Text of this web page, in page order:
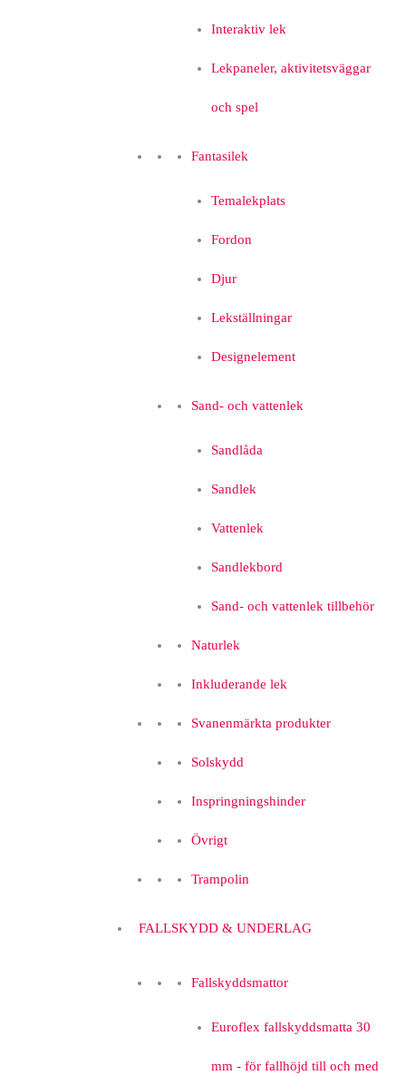
Interaktiv lek
Lekpaneler, aktivitetsväggar
och spel
Fantasilek
Temalekplats
Fordon
Djur
Lekställningar
Designelement
Sand- och vattenlek
Sandlåda
Sandlek
Vattenlek
Sandlekbord
Sand- och vattenlek tillbehör
Naturlek
Inkluderande lek
Svanenmärkta produkter
Solskydd
Inspringningshinder
Övrigt
Trampolin
FALLSKYDD & UNDERLAG
Fallskyddsmattor
Euroflex fallskyddsmatta 30
mm - för fallhöjd till och med